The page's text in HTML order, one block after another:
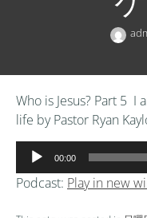
Who is Jesus? Part 5 I
life by Pastor Ryan
声
プ
00:00
Podcast: Play in new